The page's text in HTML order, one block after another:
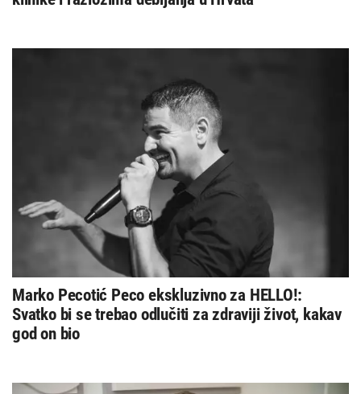
Marko Pecotić Peco ekskluzivno za HELLO!:
Svatko bi se trebao odlučiti za zdraviji život, kakav
god on bio